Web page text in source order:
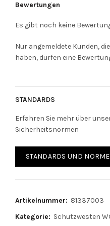
Bewertungen
Es gibt noch keine
Nur angemeldete Kunden,
haben, dürfen eine
STANDARDS
Erfahren Sie mehr über
Sicherheitsnormen
STANDARDS UND
Artikelnummer: 81337003
Kategorie: Schutzwesten